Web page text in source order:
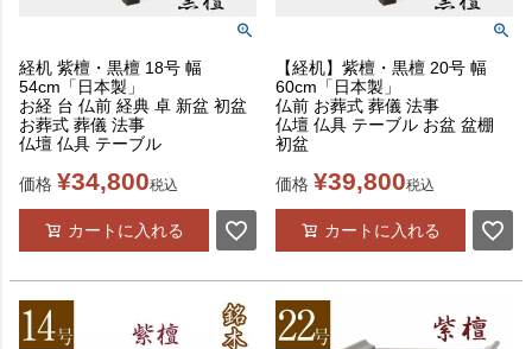
経机 紫檀・黒檀 18号 幅
54cm「日本製」
お経 台 仏前 経典 卓 新盆 初盆
お葬式 葬儀 法事
仏壇 仏具 テーブル
価格 ¥34,800税込
カートに入れる
【経机】紫檀・黒檀 20号 幅
60cm「日本製」
仏前 お葬式 葬儀 法事
仏壇 仏具 テーブル お盆 盆棚
初盆
価格 ¥39,800税込
カートに入れる